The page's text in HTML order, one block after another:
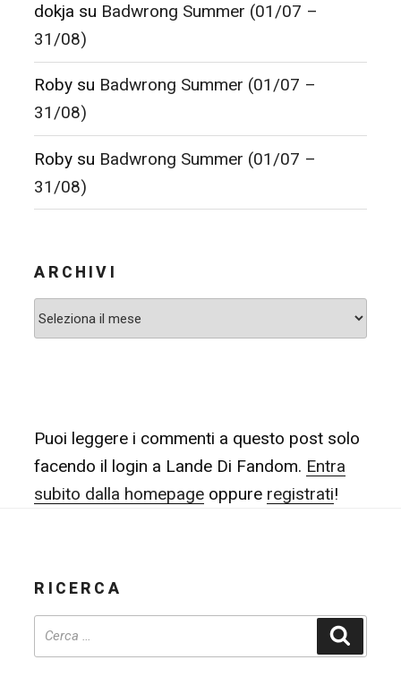
dokja su Badwrong Summer (01/07 –
31/08)
Roby su Badwrong Summer (01/07 –
31/08)
Roby su Badwrong Summer (01/07 –
31/08)
ARCHIVI
Archivi
Puoi leggere i commenti a questo post solo
facendo il login a Lande Di Fandom. Entra
subito dalla homepage oppure registrati!
RICERCA